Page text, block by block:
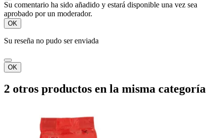
Su comentario ha sido añadido y estará disponible una vez sea
aprobado por un moderador.
OK
Su reseña no pudo ser enviada
OK
2 otros productos en la misma categoría